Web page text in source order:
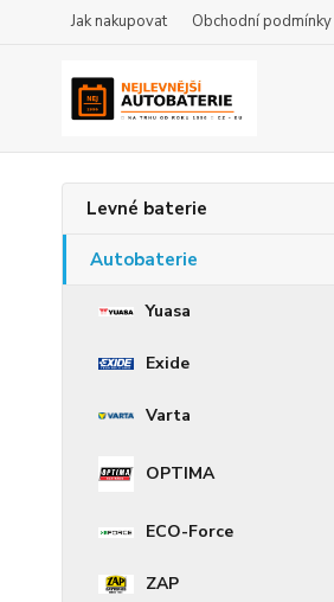
Jak nakupovat Obchodní podmínky
Levné baterie
Autobaterie
Yuasa
Exide
Varta
OPTIMA
ECO-Force
ZAP